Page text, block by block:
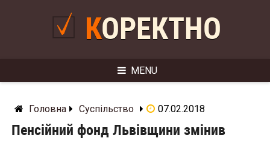
КОРЕКТНО
MENU
Головна Суспільство 07.02.2018
Пенсійний фонд Львівщини змінив